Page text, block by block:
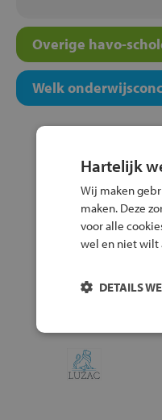
Overige havo-
Welk
Hartelijk
Wij maken
maken. Deze
voor alle
wel en niet wilt
DETAILS